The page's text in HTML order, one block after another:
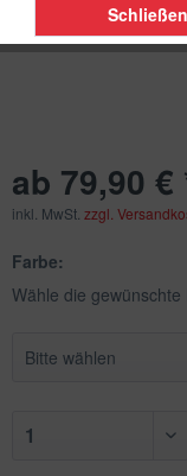
ab 79,90 €
inkl. MwSt. zzgl.
Farbe:
Wähle die
Schließen